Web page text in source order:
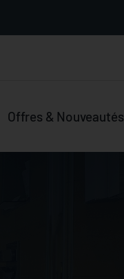
Offres & Nouveautés